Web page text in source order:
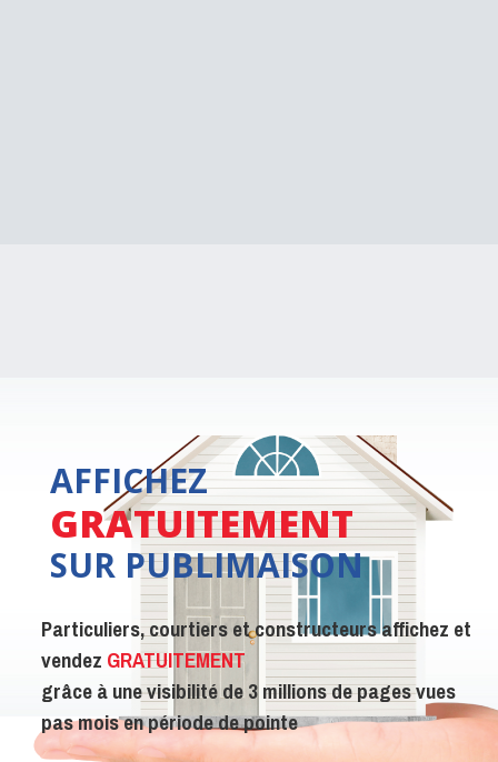
AFFICHEZ
GRATUITEMENT
SUR PUBLIMAISON
Particuliers, courtiers et constructeurs affichez et
vendez GRATUITEMENT
grâce à une visibilité de 3 millions de pages vues
pas mois en période de pointe